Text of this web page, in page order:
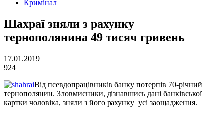
Кримінал
Шахраї зняли з рахунку
тернополянина 49 тисяч гривень
17.01.2019
924
Від псевдопрацівників банку потерпів 70-річний
тернополянин. Зловмисники, дізнавшись дані банківської
картки чоловіка, зняли з його рахунку усі заощадження.